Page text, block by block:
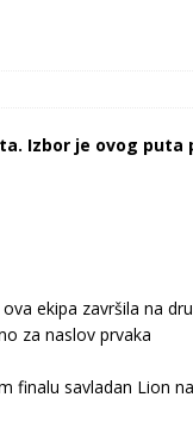
Izbor je ovog puta
ekipa završila na
za naslov prvaka
finalu savladan Lion